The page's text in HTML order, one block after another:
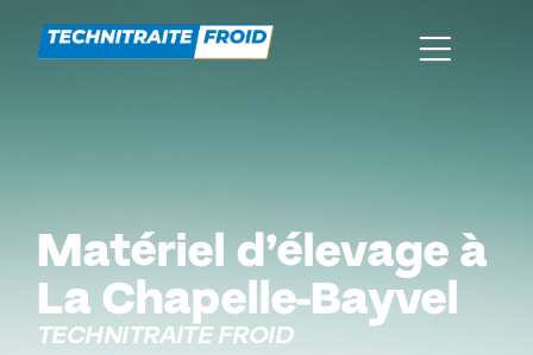
Matériel d’élevage à
La Chapelle-Bayvel
TECHNITRAITE FROID